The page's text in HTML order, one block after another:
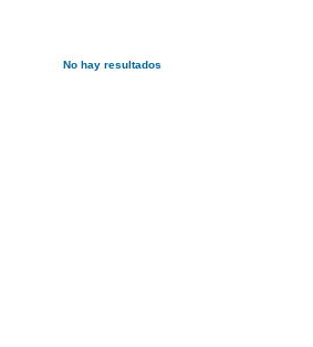
No hay resultados